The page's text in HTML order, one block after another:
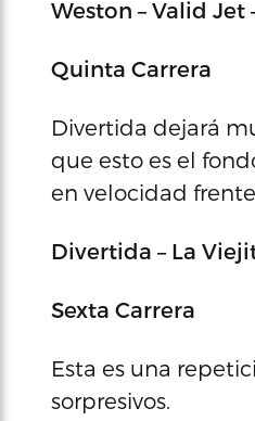
Weston – Valid Jet
Quinta Carrera
Divertida dejará
que esto es el
en velocidad
Divertida – La
Sexta Carrera
Esta es una
sorpresivos.